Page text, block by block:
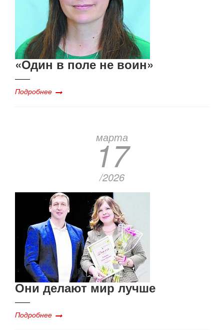
«Один в поле не воин»
Подробнее
марта
17
/2026
Они делают мир лучше
Подробнее